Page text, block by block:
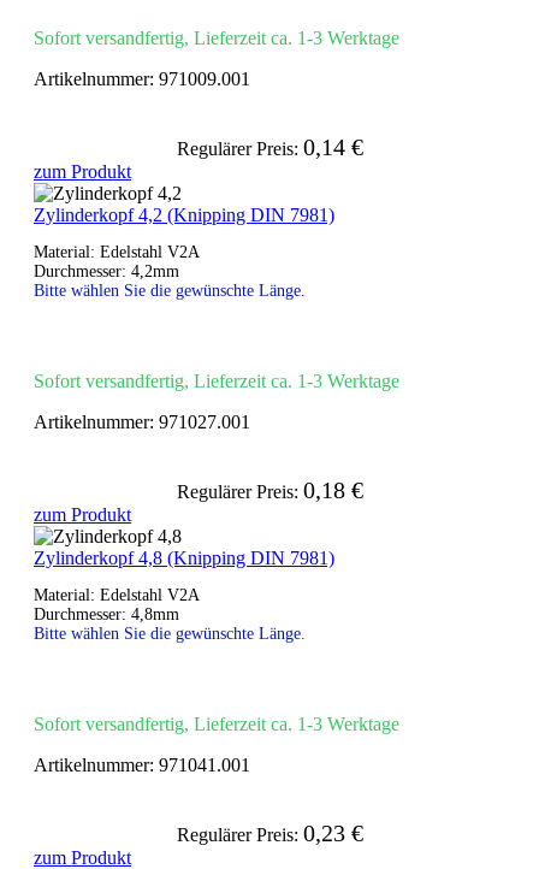
Sofort versandfertig, Lieferzeit ca. 1-3 Werktage
Artikelnummer: 971009.001
Regulärer Preis: 0,14 €
zum Produkt
Zylinderkopf 4,2 (Knipping DIN 7981)
Material: Edelstahl V2A
Durchmesser: 4,2mm
Bitte wählen Sie die gewünschte Länge.
Sofort versandfertig, Lieferzeit ca. 1-3 Werktage
Artikelnummer: 971027.001
Regulärer Preis: 0,18 €
zum Produkt
Zylinderkopf 4,8 (Knipping DIN 7981)
Material: Edelstahl V2A
Durchmesser: 4,8mm
Bitte wählen Sie die gewünschte Länge.
Sofort versandfertig, Lieferzeit ca. 1-3 Werktage
Artikelnummer: 971041.001
Regulärer Preis: 0,23 €
zum Produkt